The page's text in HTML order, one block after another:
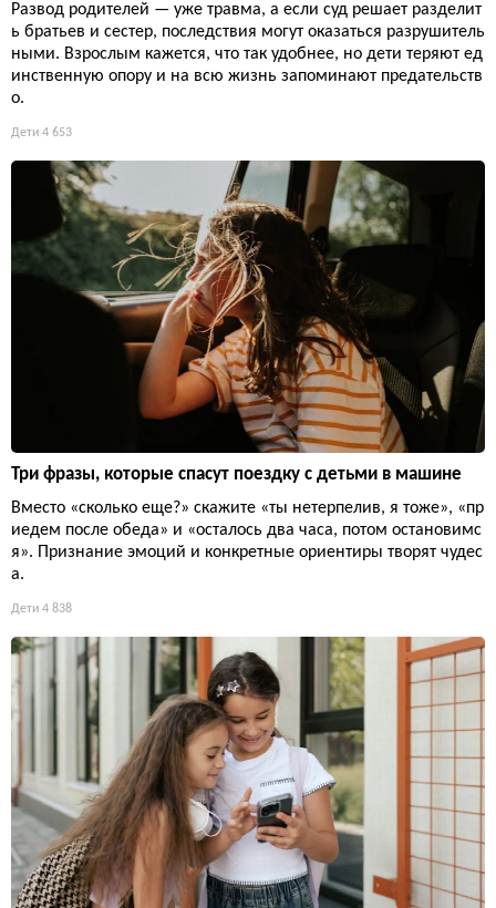
Развод родителей — уже травма, а если суд решает разделит
ь братьев и сестер, последствия могут оказаться разрушитель
ными. Взрослым кажется, что так удобнее, но дети теряют ед
инственную опору и на всю жизнь запоминают предательств
о.
Дети 4 653
Три фразы, которые спасут поездку с детьми в машине
Вместо «сколько еще?» скажите «ты нетерпелив, я тоже», «пр
иедем после обеда» и «осталось два часа, потом остановимс
я». Признание эмоций и конкретные ориентиры творят чудес
а.
Дети 4 838